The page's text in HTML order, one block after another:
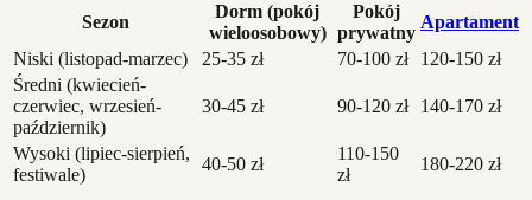
Sezon
Dorm (pokój
wieloosobowy)
Pokój
prywatny
Apartament
Niski (listopad-marzec)
25-35 zł 70-100 zł
120-150 zł
Średni (kwiecień-
czerwiec, wrzesień-
październik)
30-45 zł 90-120 zł 140-170 zł
Wysoki (lipiec-sierpień,
festiwale)
40-50 zł
110-150
zł
180-220 zł